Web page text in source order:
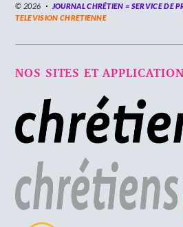
© 2026 JOURNAL CHRÉTIEN = SERVICE DE
TELEVISION CHRETIENNE
NOS SITES ET